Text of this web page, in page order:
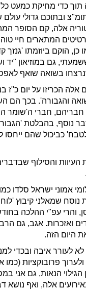
תוך כדי מחיקת כמעט
ובתוכם גדולי
אלה, קם הסופר
המתארים חיי
כן, הוקם ביוזמתו
גם במוזיאון "יד
בשואה שואף
אלה הכריזו על יום כ"ז
והגבורה'. בכך הם
חברי ה'שומר
נוסף, בהבלטת
כביכול שהם ייחסו
העיוות והסילוף
אמוני ישראל סלדו
נוסח שמאלני קיבוץ
והרי עפ"י ההלכה
ואזכרות. אגב, גם
היום הזה.
לעורר איבה ובכדי
פרובוקציות
הגילוי הנאות, גם אני
אלה, ואף נושא